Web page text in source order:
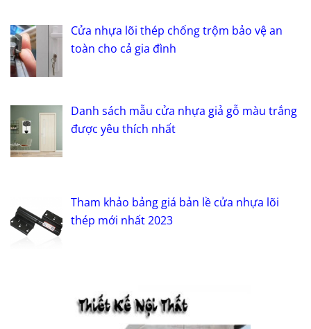
Cửa nhựa lõi thép chống trộm bảo vệ an
toàn cho cả gia đình
Danh sách mẫu cửa nhựa giả gỗ màu trắng
được yêu thích nhất
Tham khảo bảng giá bản lề cửa nhựa lõi
thép mới nhất 2023